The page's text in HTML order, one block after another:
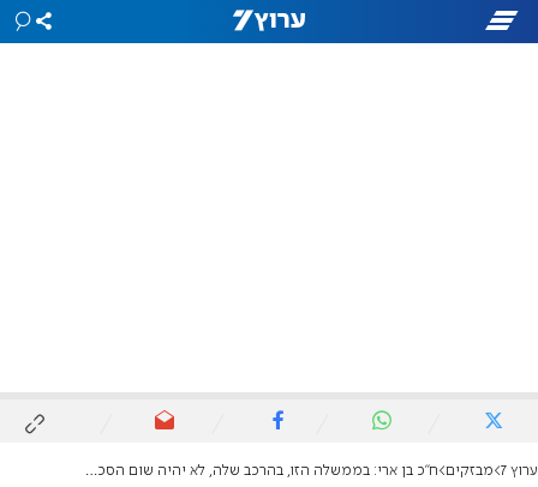
ערוץ 7 מבזקים ח"כ בן ארי: בממשלה הזו, בהרכב שלה, לא יהיה שום הסכם עם סעודיה